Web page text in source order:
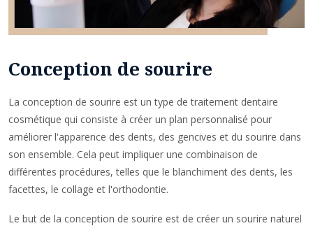
Conception de sourire
La conception de sourire est un type de traitement dentaire
cosmétique qui consiste à créer un plan personnalisé pour
améliorer l'apparence des dents, des gencives et du sourire dans
son ensemble. Cela peut impliquer une combinaison de
différentes procédures, telles que le blanchiment des dents, les
facettes, le collage et l'orthodontie.
Le but de la conception de sourire est de créer un sourire naturel